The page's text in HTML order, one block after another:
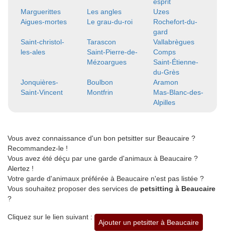
Marguerittes
Les angles
Uzes
Aigues-mortes
Le grau-du-roi
Rochefort-du-
gard
Saint-christol-
les-ales
Tarascon
Vallabrègues
Saint-Pierre-de-
Mézoargues
Comps
Saint-Étienne-
du-Grès
Jonquières-
Saint-Vincent
Boulbon
Aramon
Montfrin
Mas-Blanc-des-
Alpilles
Vous avez connaissance d'un bon petsitter sur Beaucaire ?
Recommandez-le !
Vous avez été déçu par une garde d'animaux à Beaucaire ?
Alertez !
Votre garde d'animaux préférée à Beaucaire n'est pas listée ?
Vous souhaitez proposer des services de petsitting à Beaucaire
?
Cliquez sur le lien suivant :
Ajouter un petsitter à Beaucaire